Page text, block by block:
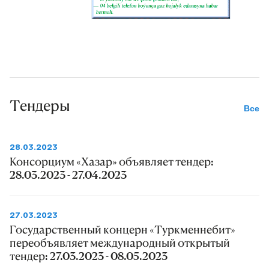
Тендеры Все
28.03.2023
Консорциум «Хазар» объявляет тендер:
28.03.2023 - 27.04.2023
27.03.2023
Государственный концерн «Туркменнебит»
переобъявляет международный открытый
тендер: 27.03.2023 - 08.05.2023